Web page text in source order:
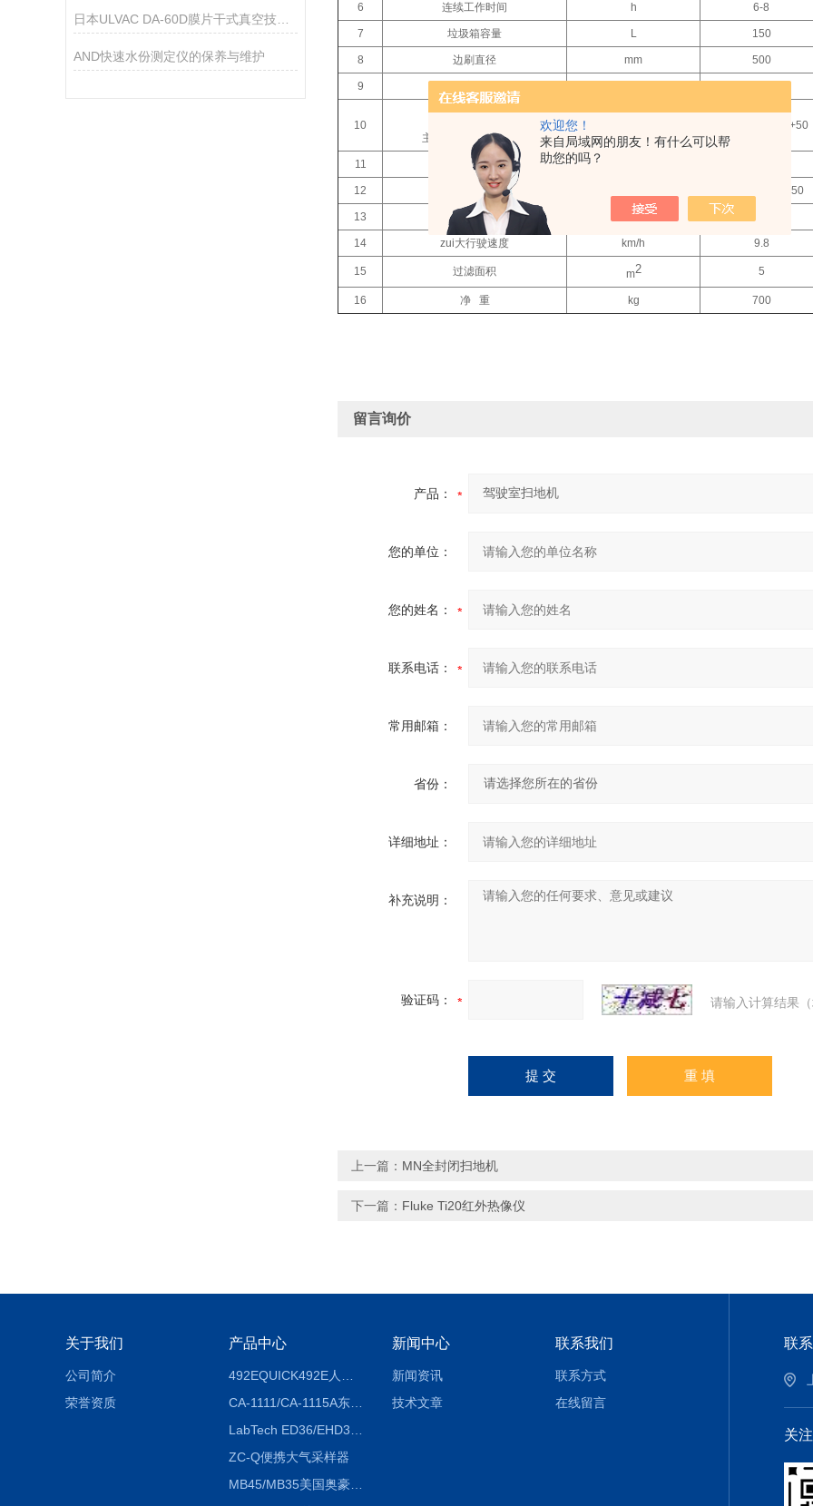
欢迎您！
来自局域网的朋友！有什么可以帮
助您的吗？
日本ULVAC DA-60D膜片干式真空技术参数
AND快速水份测定仪的保养与维护
6 连续工作时间 h 6-8
7 垃圾箱容量 L 150
8 边刷直径 mm 500
9
10
作业功率（电机）
主刷+风机+边刷+振尘
600+400+80*4+50
11 转弯半径
12 尺 寸 2000*1850*1450
13 zui大工作速度 km/h
14 zui大行驶速度 km/h 9.8
15 过滤面积 m2 5
16 净 重 kg 700
留言询价
产品：
您的单位：
您的姓名：
联系电话：
常用邮箱：
省份：
详细地址：
补充说明：
验证码： 请输入计算结果
上一篇： MN全封闭扫地机
下一篇： Fluke Ti20红外热像仪
关于我们
公司简介
荣誉资质
产品中心
CA-1111/CA-1115A东京理化EYELA CA-1111/CA-1115A冷却水循环装置
ZC-Q便携大气采样器
MB45/MB35美国奥豪斯OHAUS MB45/MB35卤素红外水分测定仪
新闻中心
新闻资讯
技术文章
联系我们
联系方式
在线留言
联
关